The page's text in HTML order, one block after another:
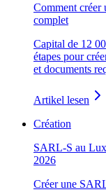
Comment
complet
Capital de 12
étapes pour
et documents
Artikel lesen
Création
SARL-S au
2026
Créer une